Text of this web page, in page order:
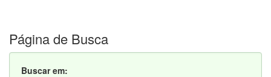
Página de Busca
Buscar em: